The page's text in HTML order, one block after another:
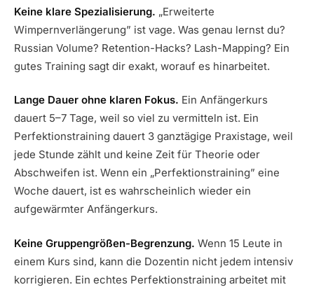
Keine klare Spezialisierung. „Erweiterte
Wimpernverlängerung” ist vage. Was genau lernst du?
Russian Volume? Retention-Hacks? Lash-Mapping? Ein
gutes Training sagt dir exakt, worauf es hinarbeitet.
Lange Dauer ohne klaren Fokus. Ein Anfängerkurs
dauert 5–7 Tage, weil so viel zu vermitteln ist. Ein
Perfektionstraining dauert 3 ganztägige Praxistage, weil
jede Stunde zählt und keine Zeit für Theorie oder
Abschweifen ist. Wenn ein „Perfektionstraining” eine
Woche dauert, ist es wahrscheinlich wieder ein
aufgewärmter Anfängerkurs.
Keine Gruppengrößen-Begrenzung. Wenn 15 Leute in
einem Kurs sind, kann die Dozentin nicht jedem intensiv
korrigieren. Ein echtes Perfektionstraining arbeitet mit